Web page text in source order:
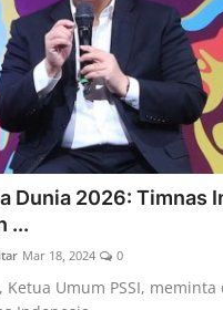
Dunia 2026: Timnas
...
Mar 18, 2024 0
Ketua Umum PSSI,